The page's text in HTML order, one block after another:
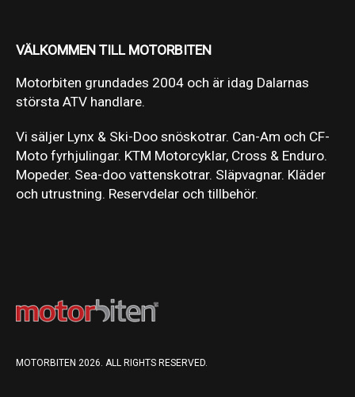
VÄLKOMMEN TILL MOTORBITEN
Motorbiten grundades 2004 och är idag Dalarnas
största ATV handlare.
Vi säljer Lynx & Ski-Doo snöskotrar. Can-Am och CF-
Moto fyrhjulingar. KTM Motorcyklar, Cross & Enduro.
Mopeder. Sea-doo vattenskotrar. Släpvagnar. Kläder
och utrustning. Reservdelar och tillbehör.
MOTORBITEN 2026. ALL RIGHTS RESERVED.